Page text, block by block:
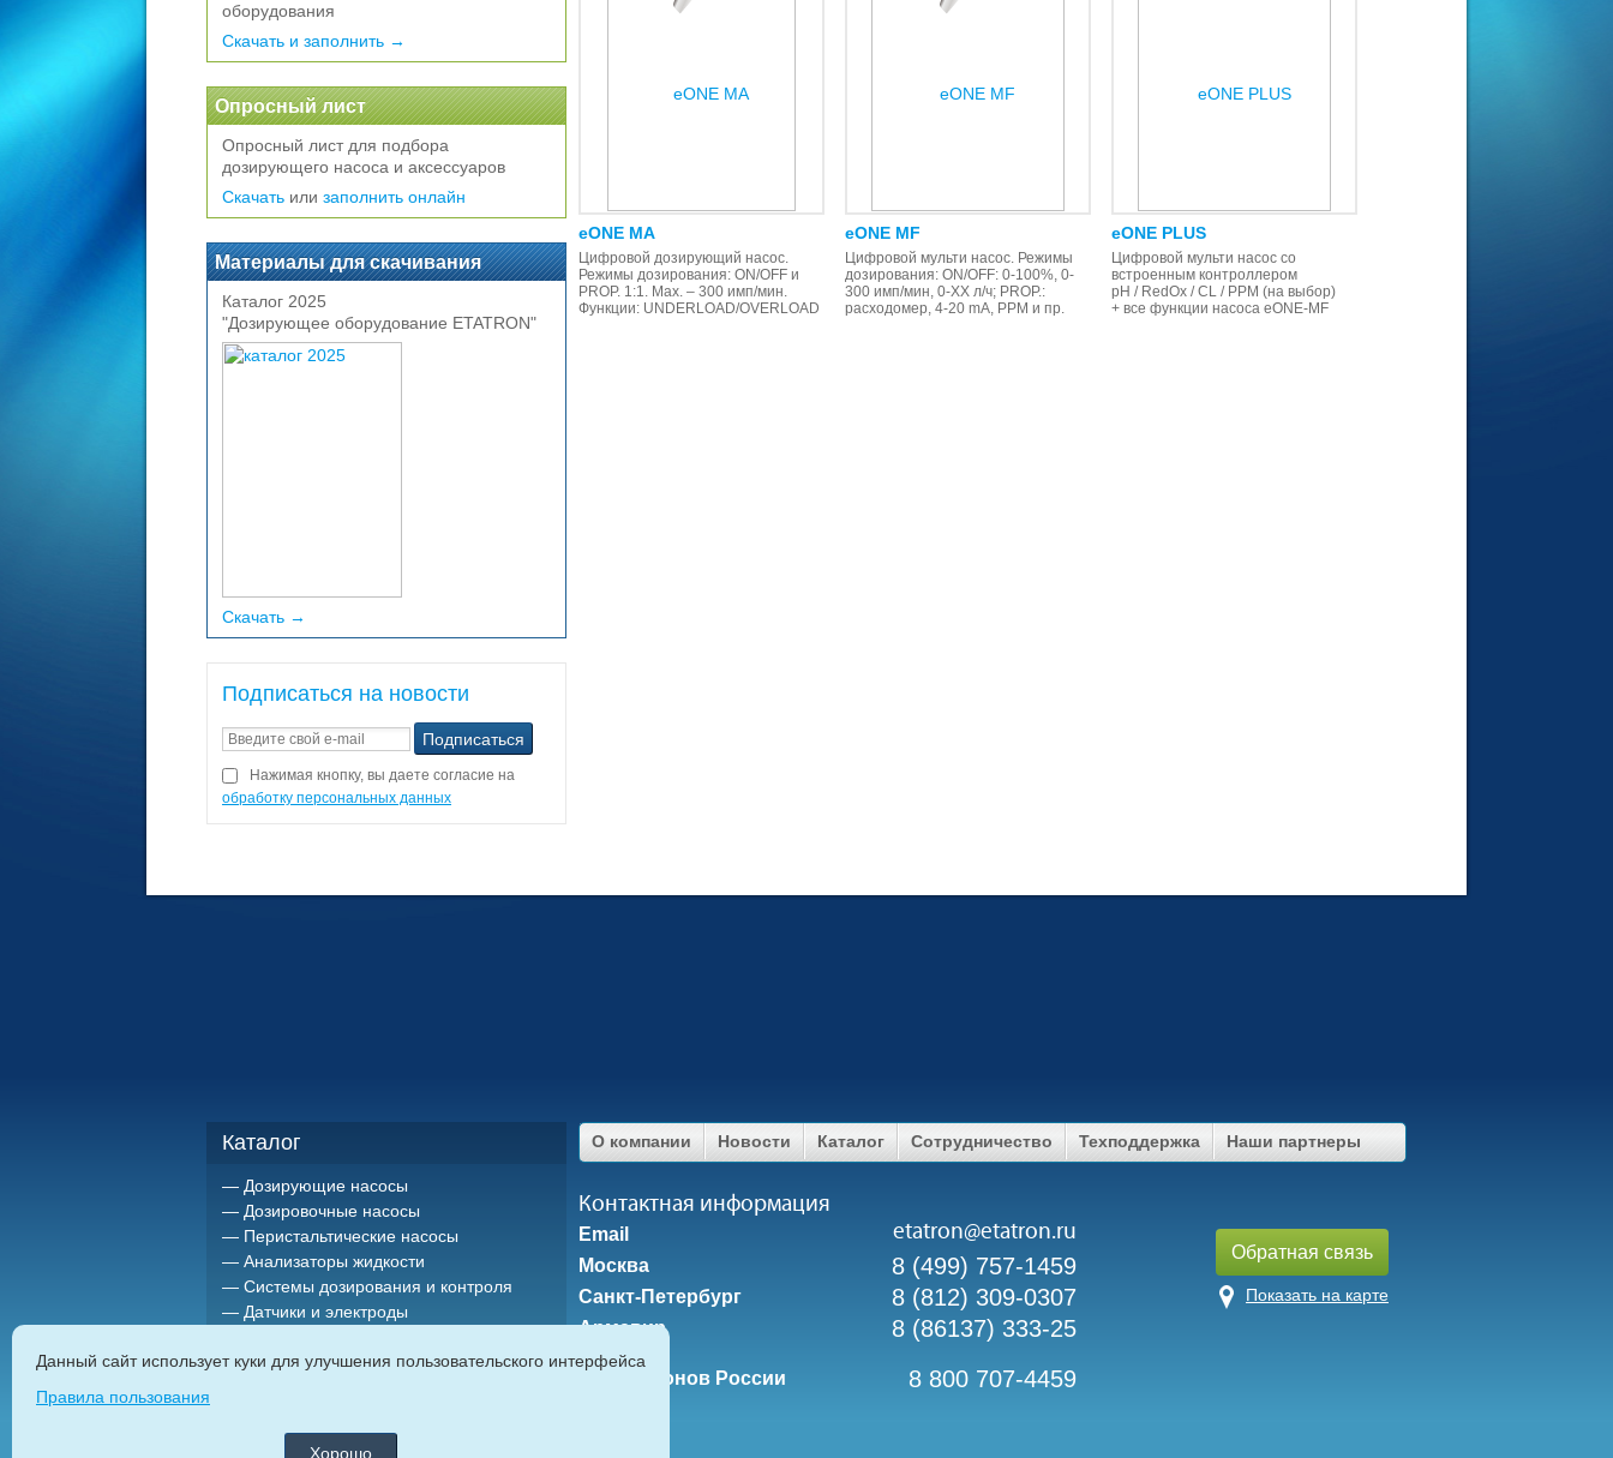
eONE MA
Цифровой дозирующий насос.
Режимы дозирования: ON/OFF и
PROP. 1:1. Max. – 300 имп/мин.
Функции: UNDERLOAD/OVERLOAD
eONE MF
Цифровой мульти насос. Режимы
дозирования: ON/OFF: 0-100%, 0-
300 имп/мин, 0-XX л/ч; PROP.:
расходомер, 4-20 mA, PPM и пр.
eONE PLUS
Цифровой мульти насос со
встроенным контроллером
рН / RedOx / CL / PPM (на выбор)
+ все функции насоса eONE-MF
оборудования
Скачать и заполнить →
Опросный лист
Опросный лист для подбора
дозирующего насоса и аксессуаров
Скачать или заполнить онлайн
Материалы для скачивания
Каталог 2025
"Дозирующее оборудование ETATRON"
Скачать →
Подписаться на новости
Нажимая кнопку, вы даете согласие на
обработку персональных данных
Каталог
Дозирующие насосы
Дозировочные насосы
Перистальтические насосы
Анализаторы жидкости
Системы дозирования и контроля
Датчики и электроды
Миксеры (мешалки)
химреагентов
О компании Новости Каталог Сотрудничество Техподдержка Наши партнеры
Контактная информация
Email etatron@etatron.ru
Москва 8 (499) 757-1459
Санкт-Петербург 8 (812) 309-0307
Армавир 8 (86137) 333-25
Обратная связь
Показать на карте
Для регионов России 8 800 707-4459
Данный сайт использует куки для улучшения пользовательского интерфейса
Правила пользования
Хорошо